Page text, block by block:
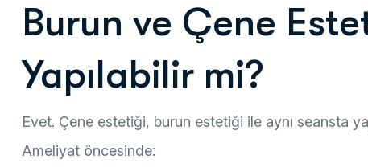
Burun ve Çene
Yapılabilir mi?
Evet. Çene estetiği, burun estetiği ile aynı seansta
Ameliyat öncesinde: